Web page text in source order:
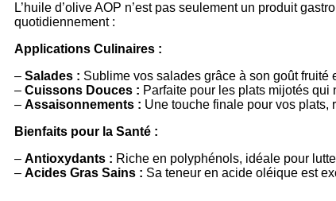
L’huile d’olive AOP n’est pas seulement un produit
quotidiennement :
Applications Culinaires :
– Salades : Sublime vos salades grâce à son goût fruité
– Cuissons Douces : Parfaite pour les plats mijotés
– Assaisonnements : Une touche finale pour vos plats,
Bienfaits pour la Santé :
– Antioxydants : Riche en polyphénols, idéale pour
– Acides Gras Sains : Sa teneur en acide oléique est